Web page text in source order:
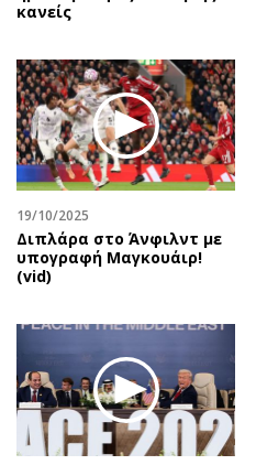
κανείς
19/10/2025
Διπλάρα στο Άνφιλντ με
υπογραφή Μαγκουάιρ!
(vid)